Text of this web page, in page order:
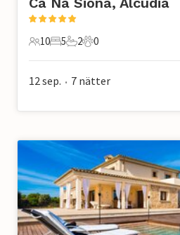
10 Gäster
10
5 Sovrum
5
2 Badrum
2
0 Husdjur
0
12 sep. • 7 nätter